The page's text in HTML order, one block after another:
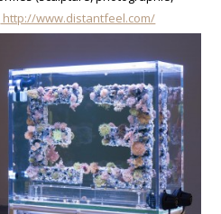
http://www.distantfeel.com/